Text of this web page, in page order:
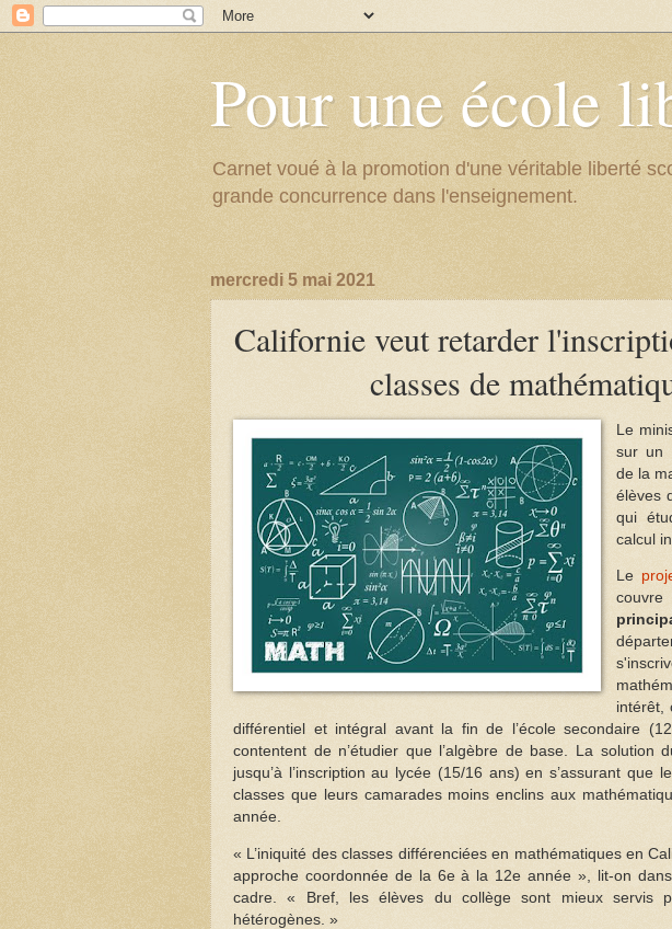
Pour une école
Carnet voué à la promotion d'une véritable liberté
grande concurrence dans l'enseignement.
mercredi 5 mai 2021
Californie veut retarder
classes de
Le
sur un
de la
élèves
qui
calcul
Le
intérêt,
différentiel et intégral avant la fin de l’école secondaire
contentent de n’étudier que l’algèbre de base. La solution
jusqu’à l’inscription au lycée (15/16 ans) en s’assurant que
classes que leurs camarades moins enclins aux
année.
« L’iniquité des classes différenciées en mathématiques en
approche coordonnée de la 6e à la 12e année », lit-on
cadre. « Bref, les élèves du collège sont mieux servis
hétérogènes. »